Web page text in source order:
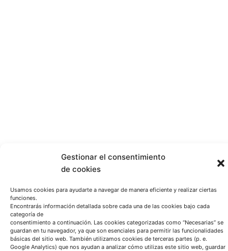
Gestionar el consentimiento
de cookies
Usamos cookies para ayudarte a navegar de manera eficiente y realizar ciertas
funciones.
Encontrarás información detallada sobre cada una de las cookies bajo cada
categoría de
consentimiento a continuación. Las cookies categorizadas como “Necesarias” se
guardan en tu navegador, ya que son esenciales para permitir las funcionalidades
básicas del sitio web. También utilizamos cookies de terceras partes (p. e.
Google Analytics) que nos ayudan a analizar cómo utilizas este sitio web, guardar